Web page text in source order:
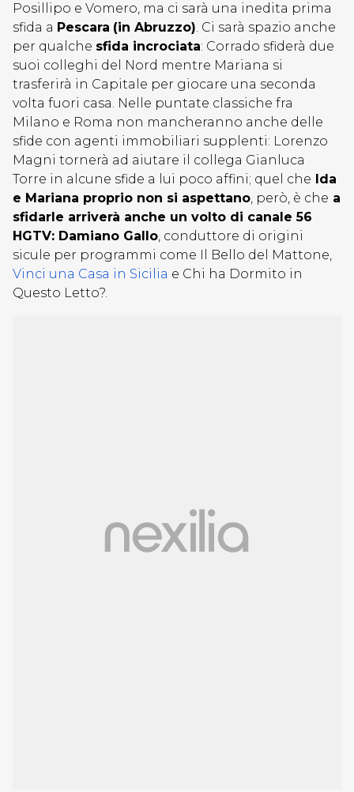
Posillipo e Vomero, ma ci sarà una inedita prima
sfida a Pescara (in Abruzzo). Ci sarà spazio anche
per qualche sfida incrociata: Corrado sfiderà due
suoi colleghi del Nord mentre Mariana si
trasferirà in Capitale per giocare una seconda
volta fuori casa. Nelle puntate classiche fra
Milano e Roma non mancheranno anche delle
sfide con agenti immobiliari supplenti: Lorenzo
Magni tornerà ad aiutare il collega Gianluca
Torre in alcune sfide a lui poco affini; quel che Ida
e Mariana proprio non si aspettano, però, è che a
sfidarle arriverà anche un volto di canale 56
HGTV: Damiano Gallo, conduttore di origini
sicule per programmi come Il Bello del Mattone,
Vinci una Casa in Sicilia e Chi ha Dormito in
Questo Letto?.